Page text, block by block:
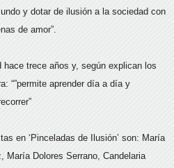
y dotar de ilusión a la sociedad con
de amor”.
trece años y, según explican los
“”permite aprender día a día y
en ‘Pinceladas de Ilusión’ son: María
María Dolores Serrano, Candelaria